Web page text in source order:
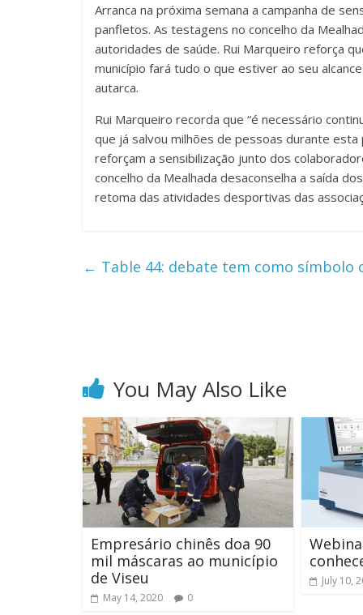
Arranca na próxima semana a campanha de
panfletos. As testagens no concelho da
autoridades de saúde. Rui Marqueiro reforça
município fará tudo o que estiver ao seu
autarca.
Rui Marqueiro recorda que “é necessário
que já salvou milhões de pessoas durante
reforçam a sensibilização junto dos
concelho da Mealhada desaconselha a saída
retoma das atividades desportivas das
← Table 44: debate tem como símbolo
You May Also Like
Empresário chinês doa 90
mil máscaras ao município
de Viseu
May 14, 2020 0
July 10,